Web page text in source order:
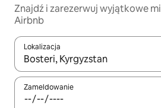
Znajdź i zarezerwuj wyjątkowe
Airbnb
Lokalizacja
Gdy wyniki będą dostępne,
Zameldowanie